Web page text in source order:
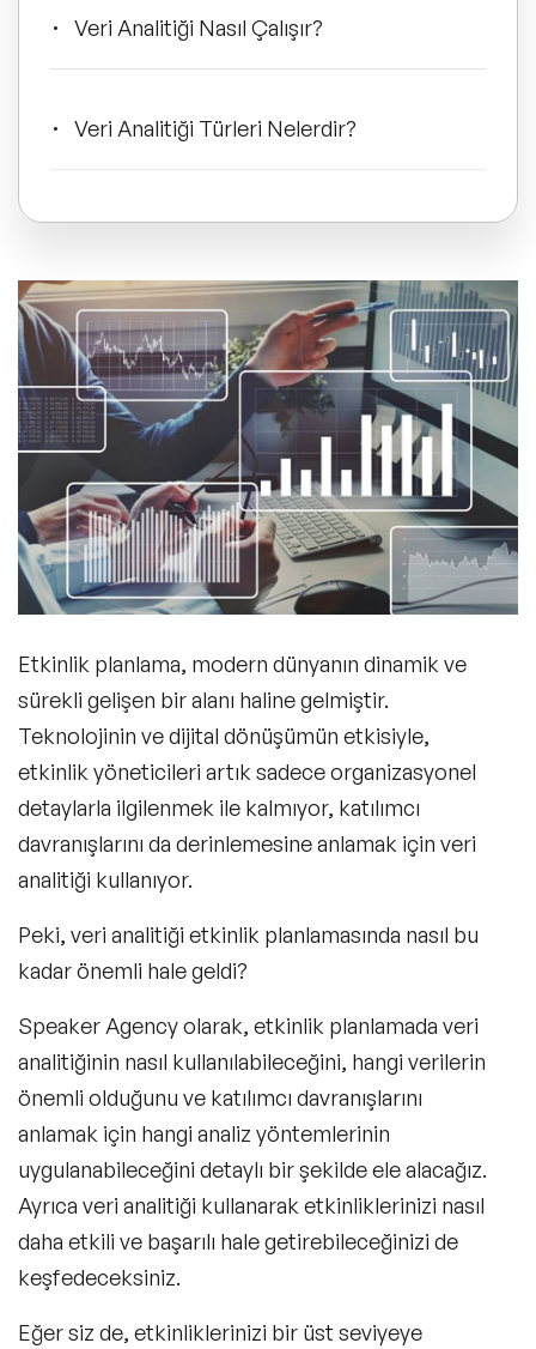
Tüm Konular
🔥 Motivasyon Konuşmacıları
🔥 Liderlik Konuşmacıları
🔥 Ekonomi Konuşmacıları
🔥 Yapay Zeka Konuşmacıları
Veri Analitiği Nasıl Çalışır?
Veri Analitiği Türleri Nelerdir?
Katılımcı Davranışlarını Anlamak: Hangi
Veri Analitiği ile Katılımcı Davranışlarını
Anlama Yöntemleri
Veri Analitiği ve Etkinlik Planlama
Hakkında Sıkça Sorulan Sorular
Etkinlik planlama, modern dünyanın dinamik ve
sürekli gelişen bir alanı haline gelmiştir.
Teknolojinin ve dijital dönüşümün etkisiyle,
etkinlik yöneticileri artık sadece organizasyonel
detaylarla ilgilenmek ile kalmıyor, katılımcı
davranışlarını da derinlemesine anlamak için veri
analitiği kullanıyor.
Peki, veri analitiği etkinlik planlamasında nasıl bu
kadar önemli hale geldi?
Speaker Agency olarak, etkinlik planlamada veri
analitiğinin nasıl kullanılabileceğini, hangi verilerin
önemli olduğunu ve katılımcı davranışlarını
anlamak için hangi analiz yöntemlerinin
uygulanabileceğini detaylı bir şekilde ele alacağız.
Ayrıca veri analitiği kullanarak etkinliklerinizi nasıl
daha etkili ve başarılı hale getirebileceğinizi de
keşfedeceksiniz.
Eğer siz de, etkinliklerinizi bir üst seviyeye